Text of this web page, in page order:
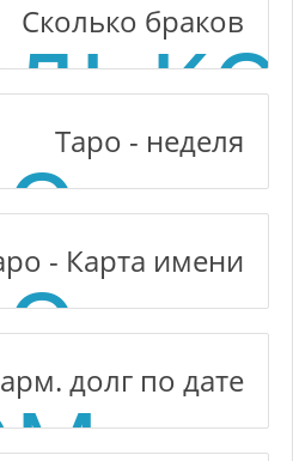
Сколько браков
Таро - неделя
- Карта имени
долг по дате